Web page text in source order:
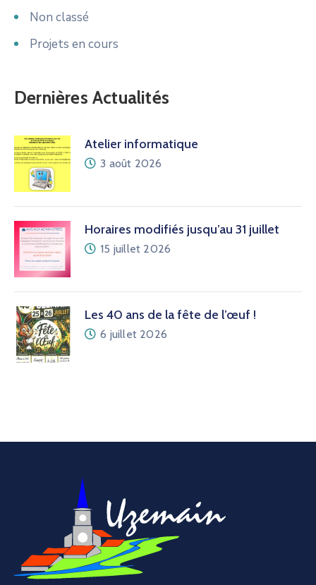
Non classé
Projets en cours
Dernières Actualités
Atelier informatique
3 août 2026
Horaires modifiés jusqu’au 31 juillet
15 juillet 2026
Les 40 ans de la fête de l’œuf !
6 juillet 2026